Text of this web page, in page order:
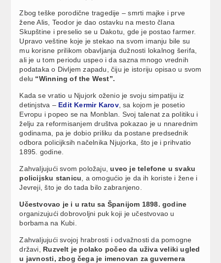
Zbog teške porodične tragedije – smrti majke i prve
žene Alis, Teodor je dao ostavku na mesto člana
Skupštine i preselio se u Dakotu, gde je postao farmer.
Upravo veštine koje je stekao na svom imanju bile su
mu korisne prilikom obavljanja dužnosti lokalnog šerifa,
ali je u tom periodu uspeo i da sazna mnogo vrednih
podataka o Divljem zapadu, čiju je istoriju opisao u svom
delu “Winning of the West”.
Kada se vratio u Njujork oženio je svoju simpatiju iz
detinjstva –Edit Kermir Karov, sa kojom je posetio
Evropu i popeo se na Monblan. Svoj talenat za politiku i
želju za reformisanjem društva pokazao je u nnarednim
godinama, pa je dobio priliku da postane predsednik
odbora policijksih načelnika Njujorka, što je i prihvatio
1895. godine.
Zahvaljujući svom položaju,uveo je telefone u svaku
policijsku stanicu , a omogućio je da ih koriste i žene i
Jevreji, što je do tada bilo zabranjeno.
Učestvovao je i u ratu sa Španijom 1898. godine
organizujući dobrovoljni puk koji je učestvovao u
borbama na Kubi.
Zahvaljujući svojoj hrabrosti i odvažnosti da pomogne
državi, Ruzvelt je polako počeo da uživa veliki ugled
u javnosti, zbog čega je imenovan za guvernera